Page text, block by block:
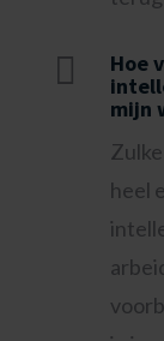

Hoe
mijn
heel